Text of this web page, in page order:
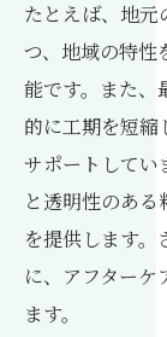
たとえば、地元
つ、地域の特性
能です。また、
的に工期を短縮
サポートしてい
と透明性のあ
を提供します。
に、アフター
ます。